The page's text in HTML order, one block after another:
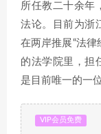
所任教二十余年
法论。目前为浙
在两岸推展“法律
的法学院里，担
是目前唯一的一位
VIP会员免费